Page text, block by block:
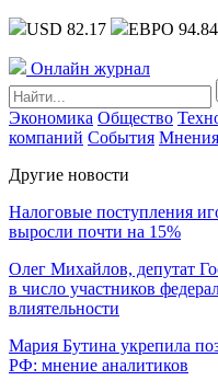
USD 82.17 ЕВРО 94.84
Онлайн журнал
Экономика Общество
компаний События Мнения
Другие новости
Налоговые поступления
выросли почти на 15%
Олег Михайлов, депутат
в число участников
влиятельности
Мария Бутина укрепила
РФ: мнение аналитиков